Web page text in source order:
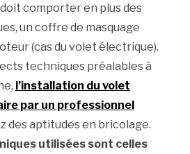
comporter en plus des
un coffre de masquage
(cas du volet électrique).
techniques préalables à
l’installation du volet
par un professionnel
des aptitudes en bricolage.
utilisées sont celles